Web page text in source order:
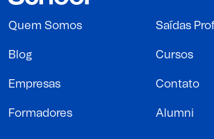
Quem Somos Saídas
Blog Cursos
Empresas Contato
Formadores Alumni